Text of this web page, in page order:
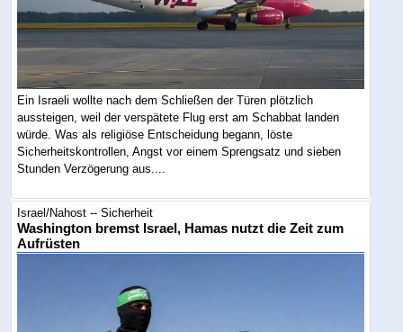
Ein Israeli wollte nach dem Schließen der Türen plötzlich
aussteigen, weil der verspätete Flug erst am Schabbat landen
würde. Was als religiöse Entscheidung begann, löste
Sicherheitskontrollen, Angst vor einem Sprengsatz und sieben
Stunden Verzögerung aus....
Israel/Nahost -- Sicherheit
Washington bremst Israel, Hamas nutzt die Zeit zum
Aufrüsten